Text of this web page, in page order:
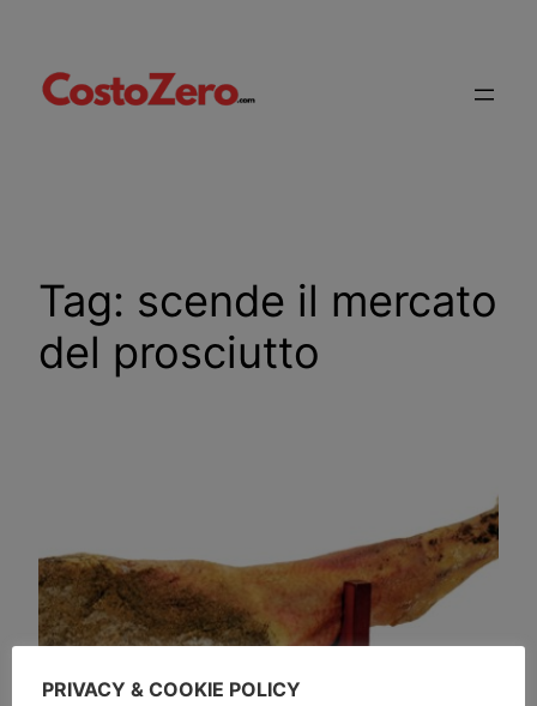
contenuto
Tag: scende il mercato
del prosciutto
PRIVACY & COOKIE POLICY